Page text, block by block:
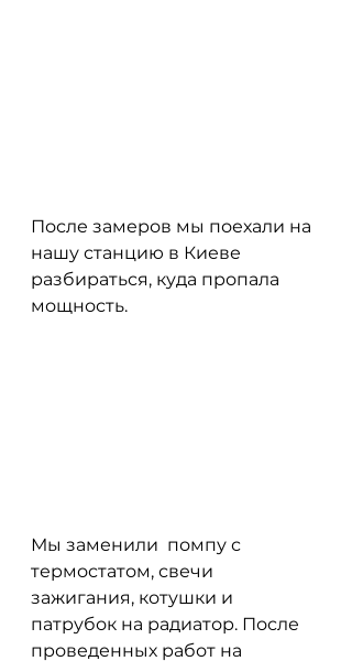
После замеров мы поехали на
нашу станцию в Киеве
разбираться, куда пропала
мощность.
Мы заменили  помпу с
термостатом, свечи
зажигания, котушки и
патрубок на радиатор. После
проведенных работ на